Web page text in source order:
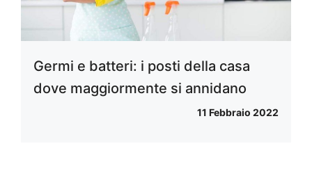
Germi e batteri: i posti della casa
dove maggiormente si annidano
11 Febbraio 2022